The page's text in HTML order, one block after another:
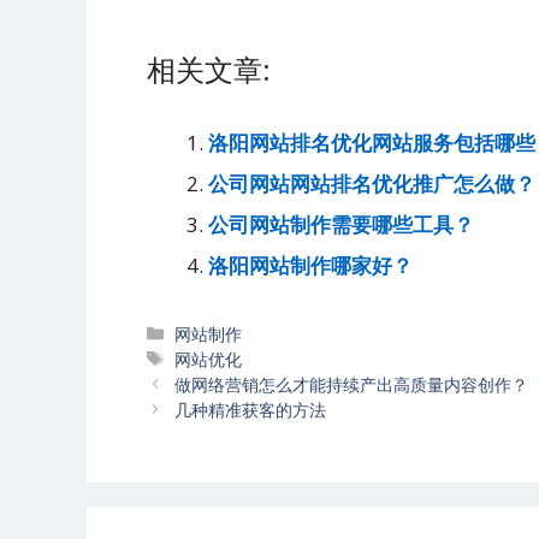
相关文章:
洛阳网站排名优化网站服务包括哪
公司网站网站排名优化推广怎么做？
公司网站制作需要哪些工具？
洛阳网站制作哪家好？
分
类
网站制作
标
签
网站优化
文
章
做网络营销怎么才能持续产出高质量内容创作？
几种精准获客的方法